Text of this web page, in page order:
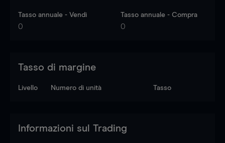
Tasso annuale - Vendi
0
Tasso annuale - Compra
0
Tasso di margine
Livello Numero di unità Tasso
Informazioni sul Trading